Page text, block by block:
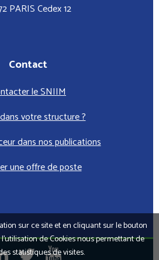
PARIS Cedex 12
Contact
le SNIIM
votre structure ?
dans nos publications
une offre de poste
sur ce site et en cliquant sur le bouton
de Cookies nous permettant de
statistiques de visites.